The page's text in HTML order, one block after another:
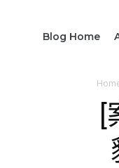
Blog Home
[